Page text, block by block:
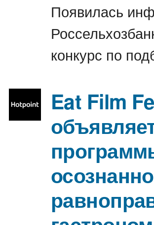
Появилась
конкурс по
Eat Film